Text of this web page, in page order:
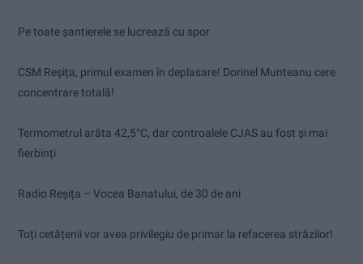
Pe toate șantierele se lucrează cu spor
CSM Reșița, primul examen în deplasare! Dorinel Munteanu cere
concentrare totală!
Termometrul arăta 42,5°C, dar controalele CJAS au fost și mai
fierbinți
Radio Reșița – Vocea Banatului, de 30 de ani
Toți cetățenii vor avea privilegiu de primar la refacerea străzilor!